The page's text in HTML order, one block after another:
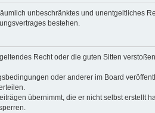
unbeschränktes und unentgeltliches
bestehen.
Recht oder die guten Sitten
oder anderer im Board
übernimmt, die er nicht selbst erstellt